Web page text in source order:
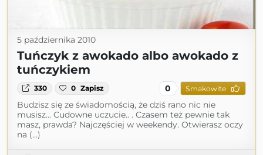
5 października 2010
Tuńczyk z awokado albo awokado z
tuńczykiem
330 0 Zapisz 0 Smakowite
Budzisz się ze świadomością, że dziś rano nic nie
musisz… Cudowne uczucie.. . Czasem też pewnie tak
masz, prawda? Najczęściej w weekendy. Otwierasz oczy
na (...)